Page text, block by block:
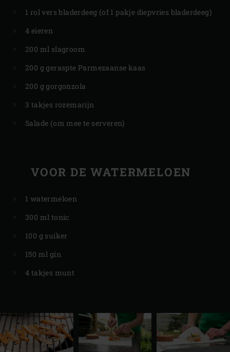
1 rol vers bladerdeeg (of 1 pakje diepvries bladerdeeg)
4 eieren
200 ml slagroom
200 g geraspte Parmezaanse kaas
200 g gorgonzola
3 takjes rozemarijn
Salade (om mee te serveren)
VOOR DE WATERMELOEN
1 watermeloen
300 ml tonic
100 g suiker
150 ml gin
4 takjes munt